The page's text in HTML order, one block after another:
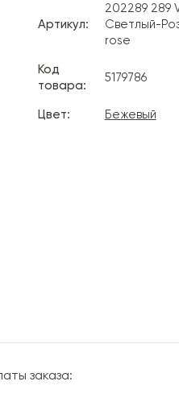
Артикул:
202289 289
Светлый-
rose
Код
товара:
5179786
Цвет: Бежевый
заказа: